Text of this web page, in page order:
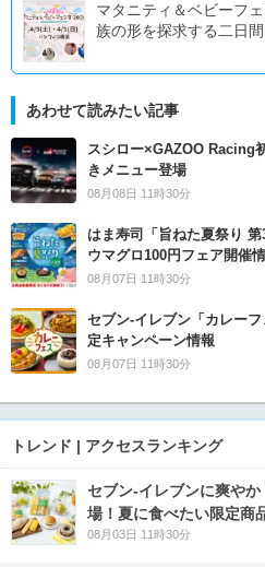
マタニティ＆ベビーフ
族の形を探求する二日間
あわせて読みたい記事
スシロー×GAZOO Racing
きメニュー登場
08月08日 11時30分
はま寿司「旨ねた夏祭り
ウマグロ100円フェア開催
08月07日 11時30分
セブン‐イレブン「カレー
定キャンペーン情報
08月07日 11時30分
トレンド | アクセスランキング
セブン‐イレブンに爽や
場！夏に食べたい限定商
08月03日 11時30分